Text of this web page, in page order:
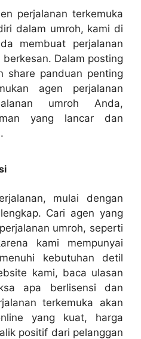
perjalanan terkemuka
dalam umroh, kami di
membuat perjalanan
Dalam posting
share panduan penting
agen perjalanan
umroh Anda,
yang lancar dan
mulai dengan
Cari agen yang
umroh, seperti
kami mempunyai
kebutuhan detil
kami, baca ulasan
apa berlisensi dan
terkemuka akan
yang kuat, harga
positif dari pelanggan